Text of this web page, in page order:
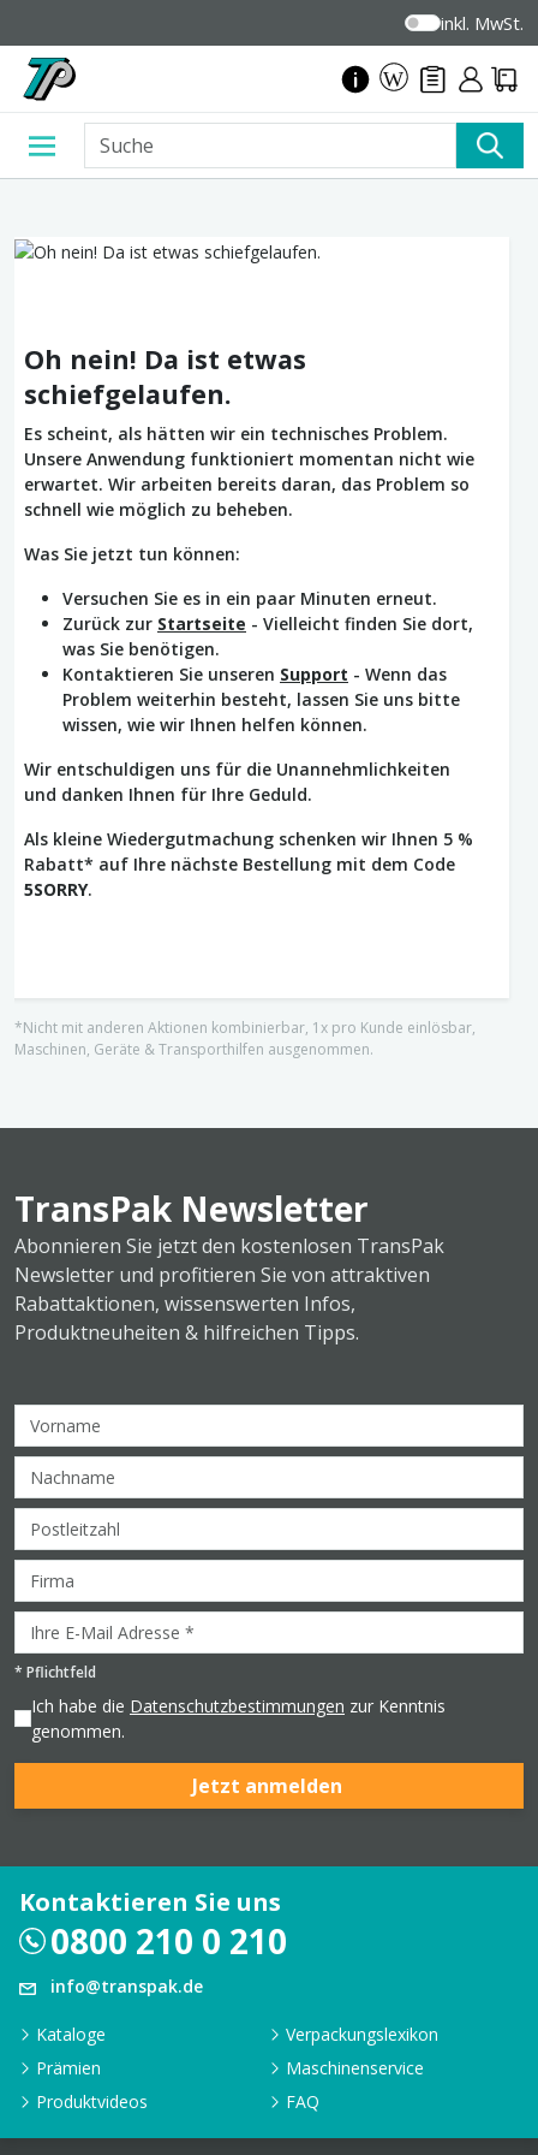
inkl. MwSt.
Oh nein! Da ist etwas
schiefgelaufen.
Es scheint, als hätten wir ein technisches Problem.
Unsere Anwendung funktioniert momentan nicht wie
erwartet. Wir arbeiten bereits daran, das Problem so
schnell wie möglich zu beheben.
Was Sie jetzt tun können:
Versuchen Sie es in ein paar Minuten erneut.
Zurück zur Startseite - Vielleicht finden Sie dort,
was Sie benötigen.
Kontaktieren Sie unseren Support - Wenn das
Problem weiterhin besteht, lassen Sie uns bitte
wissen, wie wir Ihnen helfen können.
Wir entschuldigen uns für die Unannehmlichkeiten
und danken Ihnen für Ihre Geduld.
Als kleine Wiedergutmachung schenken wir Ihnen 5 %
Rabatt* auf Ihre nächste Bestellung mit dem Code
5SORRY.
*Nicht mit anderen Aktionen kombinierbar, 1x pro Kunde einlösbar,
Maschinen, Geräte & Transporthilfen ausgenommen.
TransPak Newsletter
Abonnieren Sie jetzt den kostenlosen TransPak
Newsletter und profitieren Sie von attraktiven
Rabattaktionen, wissenswerten Infos,
Produktneuheiten & hilfreichen Tipps.
* Pflichtfeld
Ich habe die Datenschutzbestimmungen zur Kenntnis
genommen.
Jetzt anmelden
Kontaktieren Sie uns
0800 210 0 210
info@transpak.de
Kataloge
Verpackungslexikon
Prämien
Maschinenservice
Produktvideos
FAQ